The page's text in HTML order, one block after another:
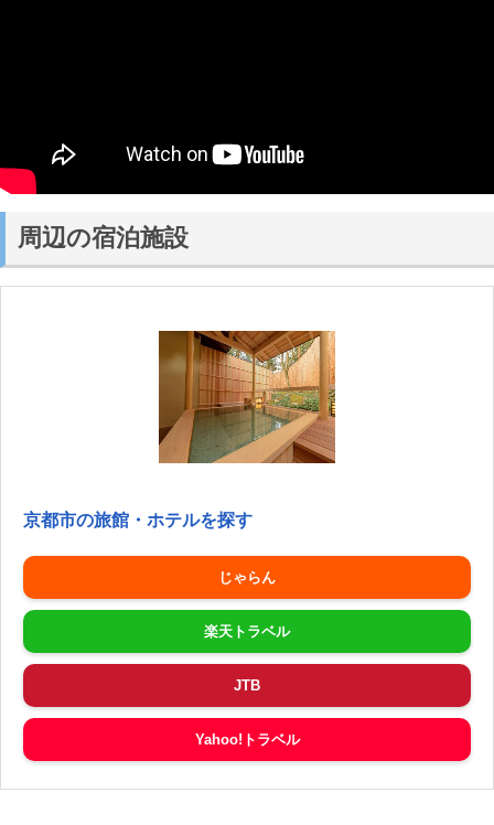
周辺の宿泊施設
京都市の旅館・ホテルを探す
じゃらん
楽天トラベル
JTB
Yahoo!トラベル